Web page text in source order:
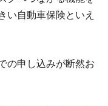
い自動車保険といえ
の申し込みが断然お